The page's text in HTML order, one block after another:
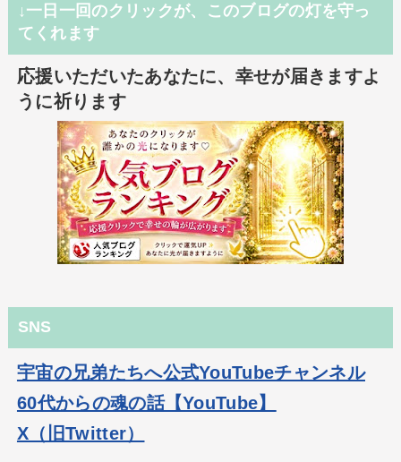
↓一日一回のクリックが、このブログの灯を守っ
てくれます
応援いただいたあなたに、幸せが届きますよ
うに祈ります
SNS
宇宙の兄弟たちへ公式YouTubeチャンネル
60代からの魂の話【YouTube】
X（旧Twitter）